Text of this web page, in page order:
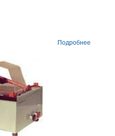
Подробнее